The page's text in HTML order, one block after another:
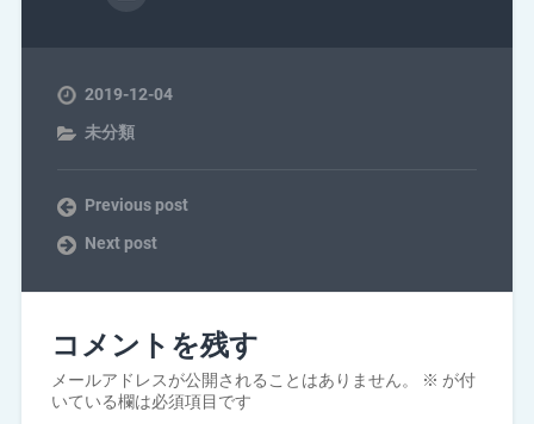
2019-12-04
未分類
Previous post
Next post
コメントを残す
メールアドレスが公開されることはありません。 ※ が付
いている欄は必須項目です